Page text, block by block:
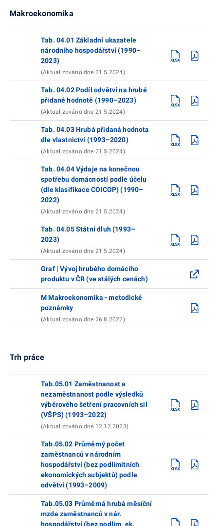
Makroekonomika
Tab. 04.01 Základní ukazatele
národního hospodářství (1990–
2023)
(Aktualizováno dne 21.5.2024)
Tab. 04.02 Podíl odvětví na hrubé
přidané hodnotě (1990–2023)
(Aktualizováno dne 21.5.2024)
Tab. 04.03 Hrubá přidaná hodnota
dle vlastnictví (1993–2020)
(Aktualizováno dne 21.5.2024)
Tab. 04.04 Výdaje na konečnou
spotřebu domácností podle účelu
(dle klasifikace COICOP) (1990–
2022)
(Aktualizováno dne 21.5.2024)
Tab. 04.05 Státní dluh (1993–
2023)
(Aktualizováno dne 21.5.2024)
Graf | Vývoj hrubého domácího
produktu v ČR (ve stálých cenách)
M Makroekonomika - metodické
poznámky
(Aktualizováno dne 26.8.2022)
Trh práce
Tab.05.01 Zaměstnanost a
nezaměstnanost podle výsledků
výběrového šetření pracovních sil
(VŠPS) (1993–2022)
(Aktualizováno dne 12.12.2023)
Tab.05.02 Průměrný počet
zaměstnanců v národním
hospodářství (bez podlimitních
ekonomických subjektů) podle
odvětví (1993–2009)
Tab.05.03 Průměrná hrubá měsíční
mzda zaměstnanců v nár.
hospodářství (bez podlim. ek.